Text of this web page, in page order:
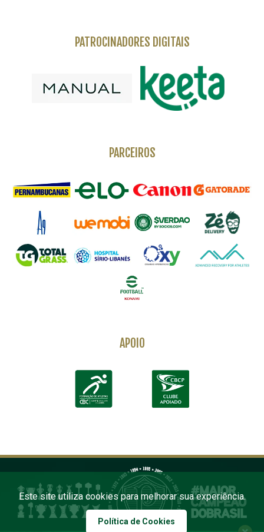
PATROCINADORES DIGITAIS
PARCEIROS
APOIO
Este site utiliza cookies para melhorar sua experiência.
Política de Cookies